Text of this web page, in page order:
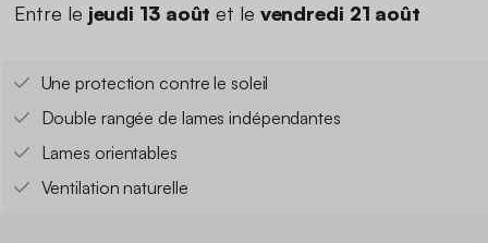
Entre le jeudi 13 août et le vendredi 21 août
Une protection contre le soleil
Double rangée de lames indépendantes
Lames orientables
Ventilation naturelle